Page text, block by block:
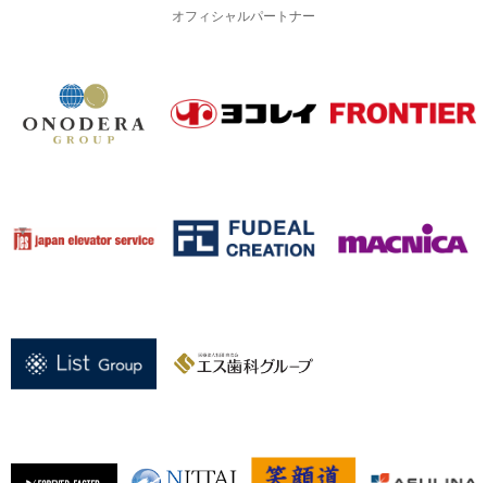
オフィシャルパートナー